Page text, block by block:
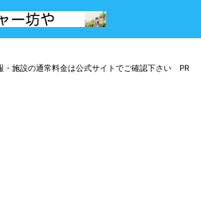
・施設の通常料金は公式サイトでご確認下さい PR